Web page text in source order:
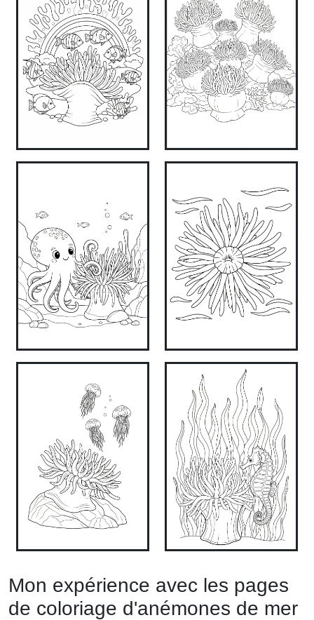
Mon expérience avec les pages
de coloriage d'anémones de mer